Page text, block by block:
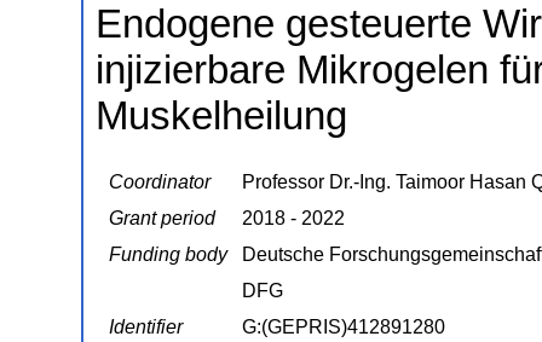
Endogene gesteuerte
injizierbare Mikrogelen
Muskelheilung
Coordinator
Professor Dr.-Ing. Taimoor Hasan
Grant period
2018 - 2022
Funding body
Deutsche
DFG
Identifier
G:(GEPRIS)412891280